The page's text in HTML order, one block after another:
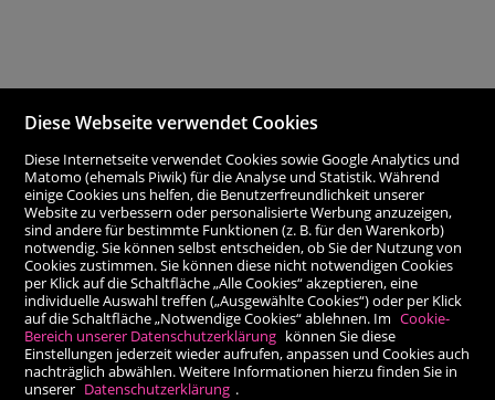
Diese Webseite verwendet Cookies
Diese Internetseite verwendet Cookies sowie Google Analytics und
Matomo (ehemals Piwik) für die Analyse und Statistik. Während
einige Cookies uns helfen, die Benutzerfreundlichkeit unserer
Website zu verbessern oder personalisierte Werbung anzuzeigen,
sind andere für bestimmte Funktionen (z. B. für den Warenkorb)
notwendig. Sie können selbst entscheiden, ob Sie der Nutzung von
Cookies zustimmen. Sie können diese nicht notwendigen Cookies
per Klick auf die Schaltfläche „Alle Cookies“ akzeptieren, eine
individuelle Auswahl treffen („Ausgewählte Cookies“) oder per Klick
auf die Schaltfläche „Notwendige Cookies“ ablehnen. Im Cookie-
Bereich unserer Datenschutzerklärung können Sie diese
Einstellungen jederzeit wieder aufrufen, anpassen und Cookies auch
nachträglich abwählen. Weitere Informationen hierzu finden Sie in
unserer Datenschutzerklärung .